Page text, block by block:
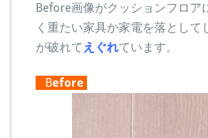
Before画像がクッションフロア
く重たい家具か家電を落とし
が破れて えぐれています。
Before